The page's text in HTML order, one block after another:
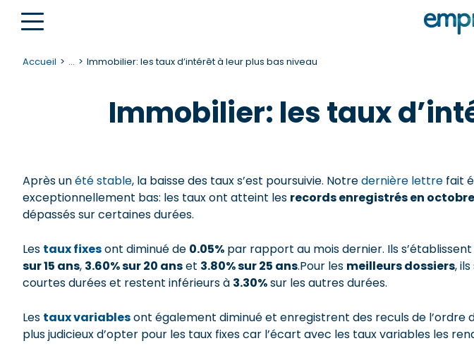
Accueil ... Immobilier: les taux d’intérêt à leur plus bas niveau
Immobilier: les taux
Après unété stable, la baisse des taux s’est poursuivie. Notredernière lettre fait
exceptionnellement bas: les taux ont atteint les records enregistrés en
dépassés sur certaines durées.
Les taux fixesont diminué de 0.05% par rapport au mois dernier. Ils s’établissent
sur 15 ans, 3.60% sur 20 anset 3.80% sur 25 ans.Pour les meilleurs dossiers,
courtes durées et restent inférieurs à 3.30%sur les autres durées.
Les taux variablesont également diminué et enregistrent des reculs de l’ordre
plus judicieux d’opter pour les taux fixes car l’écart avec les taux variables les